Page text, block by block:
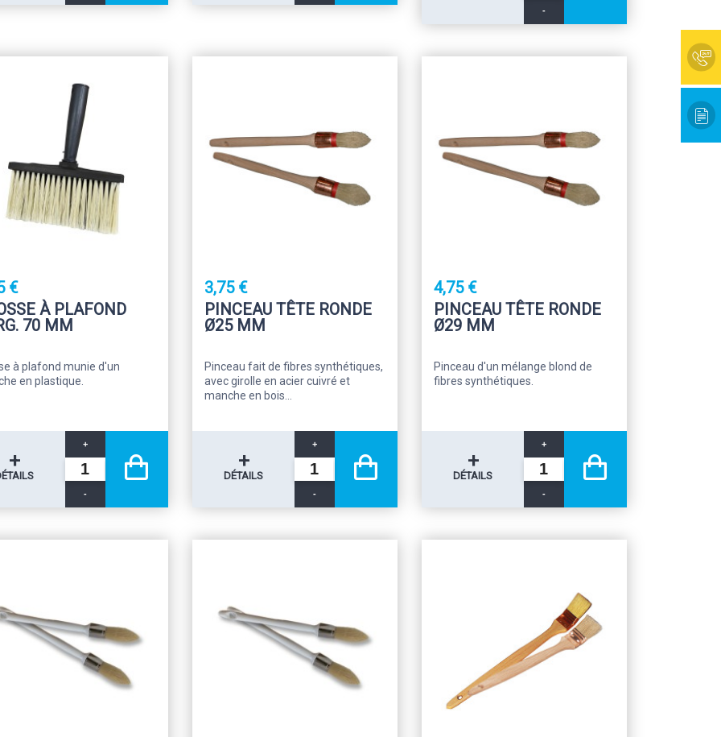
-
€
À PLAFOND
70 MM
à plafond munie d'un
en plastique.
+
-
+
3,75 €
PINCEAU TÊTE RONDE
Ø25 MM
Pinceau fait de fibres synthétiques,
avec girolle en acier cuivré et
manche en bois...
+
DÉTAILS
-
+
4,75 €
PINCEAU TÊTE RONDE
Ø29 MM
Pinceau d'un mélange blond de
fibres synthétiques.
+
DÉTAILS
-
+